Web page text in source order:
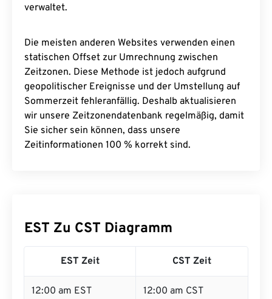
verwaltet.
Die meisten anderen Websites verwenden einen
statischen Offset zur Umrechnung zwischen
Zeitzonen. Diese Methode ist jedoch aufgrund
geopolitischer Ereignisse und der Umstellung auf
Sommerzeit fehleranfällig. Deshalb aktualisieren
wir unsere Zeitzonendatenbank regelmäßig, damit
Sie sicher sein können, dass unsere
Zeitinformationen 100 % korrekt sind.
EST Zu CST Diagramm
EST Zeit CST Zeit
12:00 am EST
12:00 am CST